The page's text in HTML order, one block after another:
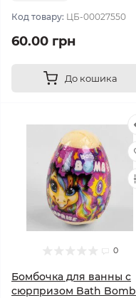
Код товару: ЦБ-00027550
60.00 грн
До кошика
0
Бомбочка для ванны с
сюрпризом Bath Bomb